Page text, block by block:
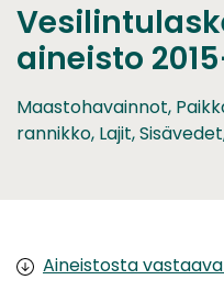
aineisto
Maastohavainnot,
rannikko, Lajit,
Aineistosta